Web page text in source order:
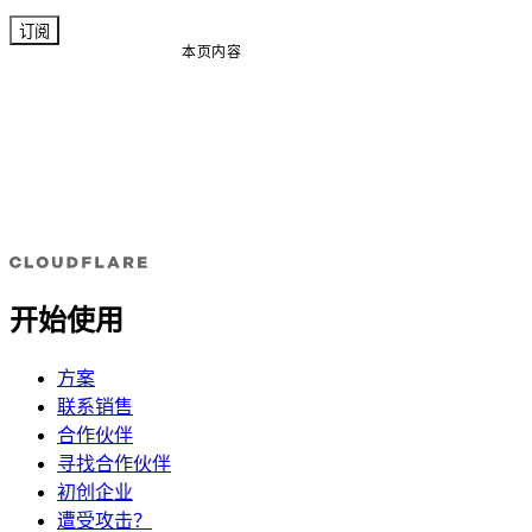
本页内容
订阅
开始使用
方案
联系销售
合作伙伴
寻找合作伙伴
初创企业
遭受攻击？